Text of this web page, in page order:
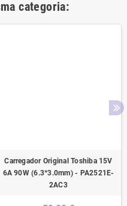
categoria:
Carregador Original Toshiba 15V
6A 90W (6.3*3.0mm) - PA2521E-
2AC3